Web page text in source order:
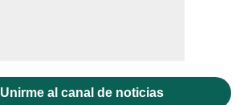
Unirme al canal de noticias